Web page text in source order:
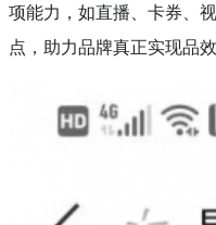
项能力，如直播、卡券、
点，助力品牌真正实现品